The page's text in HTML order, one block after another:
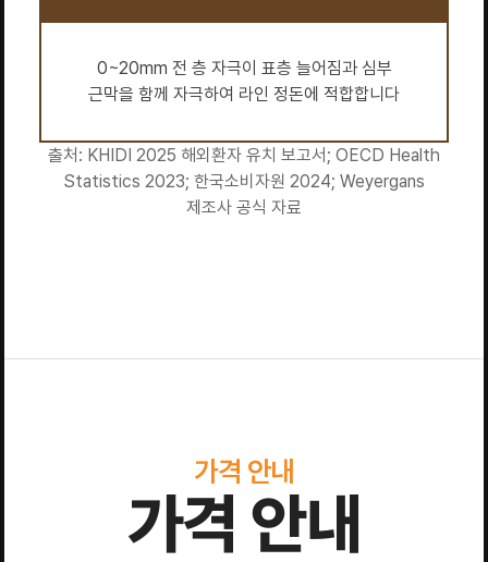
0~20mm 전 층 자극이 표층 늘어짐과 심부
근막을 함께 자극하여 라인 정돈에 적합합니다
출처: KHIDI 2025 해외환자 유치 보고서; OECD Health
Statistics 2023; 한국소비자원 2024; Weyergans
제조사 공식 자료
가격 안내
가격 안내